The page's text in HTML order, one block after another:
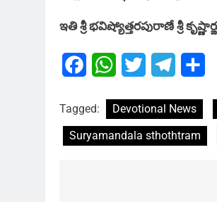
ఇతి శ్రీ భవిష్యోత్తరపురాణే శ్రీ
FacebookWhatsApp
Twitter Telegram
Tagged: Devotional News
Suryamandala sthothtram